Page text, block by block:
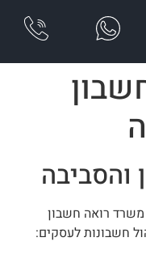
והסביבה
רואה חשבון
חשבונות לעסקים: